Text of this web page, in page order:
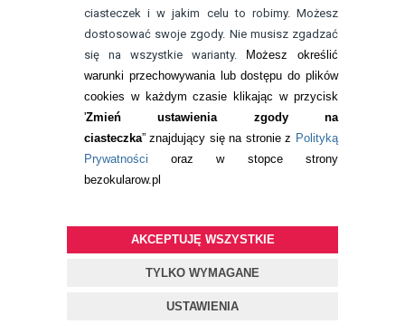
ciasteczek i w jakim celu to robimy. Możesz
dostosować swoje zgody. Nie musisz zgadzać
się na wszystkie warianty.
Możesz określić
warunki przechowywania lub dostępu do plików
cookies w każdym czasie klikając w przycisk
'Zmień ustawienia zgody na
ciasteczka” znajdujący się na stronie z Polityką
Prywatności oraz w stopce strony
bezokularow.pl
AKCEPTUJĘ WSZYSTKIE
TYLKO WYMAGANE
USTAWIENIA
BEZOKULARÓW.PL | soczewki kontaktowe i płyny